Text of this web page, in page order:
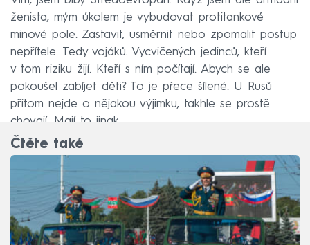
ženista, mým úkolem je vybudovat protitankové
minové pole. Zastavit, usměrnit nebo zpomalit postup
nepřítele. Tedy vojáků. Vycvičených jedinců, kteří
v tom riziku žijí. Kteří s ním počítají. Abych se ale
pokoušel zabíjet děti? To je přece šílené. U Rusů
přitom nejde o nějakou výjimku, takhle se prostě
chovají. Mají to jinak.
Čtěte také